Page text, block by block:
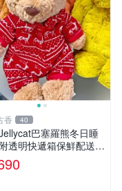
香 40
巴塞羅熊冬日睡
透明快遞箱保鮮配送，
可愛可收藏 巴塞羅熊 睡
袋